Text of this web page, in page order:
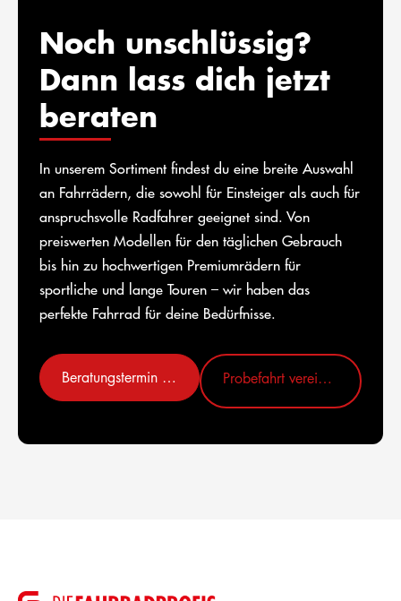
Noch unschlüssig?
Dann lass dich jetzt
beraten
In unserem Sortiment findest du eine breite Auswahl
an Fahrrädern, die sowohl für Einsteiger als auch für
anspruchsvolle Radfahrer geeignet sind. Von
preiswerten Modellen für den täglichen Gebrauch
bis hin zu hochwertigen Premiumrädern für
sportliche und lange Touren – wir haben das
perfekte Fahrrad für deine Bedürfnisse.
Beratungstermin vereinbaren Probefahrt vereinbaren